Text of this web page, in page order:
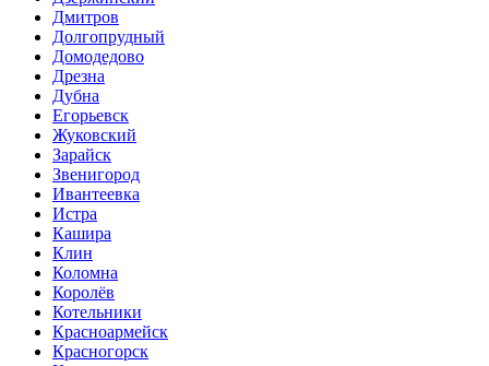
Дмитров
Долгопрудный
Домодедово
Дрезна
Дубна
Егорьевск
Жуковский
Зарайск
Звенигород
Ивантеевка
Истра
Кашира
Клин
Коломна
Королёв
Котельники
Красноармейск
Красногорск